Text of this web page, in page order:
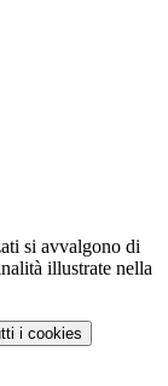
si avvalgono di
illustrate nella
i cookies